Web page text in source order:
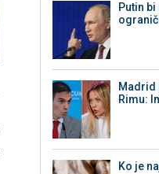
Putin
Madrid
Rimu:
Ko je